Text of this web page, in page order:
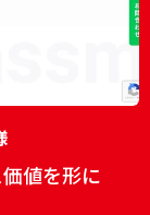
値を形に